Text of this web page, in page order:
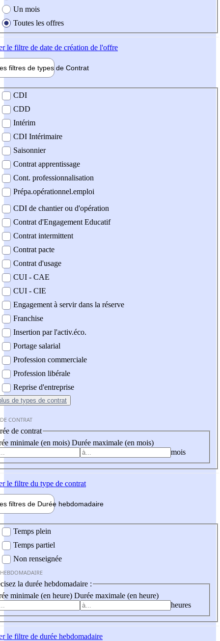
Un mois
Toutes les offres
le filtre de date de création de l'offre
filtres de types de Contrat
contrat
CDI
CDD
Intérim
CDI Intérimaire
Saisonnier
Contrat apprentissage
Cont. professionnalisation
Prépa.opérationnel.emploi
CDI de chantier ou d'opération
Contrat d'Engagement Educatif
Contrat intermittent
Contrat pacte
Contrat d'usage
CUI - CAE
CUI - CIE
Engagement à servir dans la réserve
Franchise
Insertion par l'activ.éco.
Portage salarial
Profession commerciale
Profession libérale
Reprise d'entreprise
de types de contrat
CONTRAT
de contrat
minimale (en mois) Durée maximale (en mois)
mois
le filtre du type de contrat
filtres de Durée hebdomadaire
Temps plein
Temps partiel
Non renseignée
la durée hebdomadaire :
minimale (en heure) Durée maximale (en heure)
heures
le filtre de durée hebdomadaire